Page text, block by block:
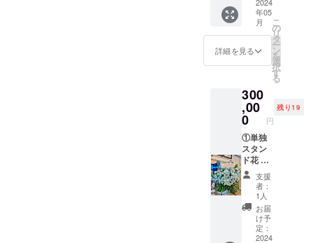
日会場
にある
フラ
ワース
タンド
てお名
前を掲
載させ
ていた
だきま
す。 備
考欄に
記載希
望のお
名前
（ニッ
クネー
ム可）
を記載
(ポール
スタン
ドは付
属しま
せん)を
ご自宅
へ郵送
いただ
きま
す。 ②
フラ
ワース
タンド
(名前掲
載 ) 当
日会場
にある
フラ
ワース
タンド
に生誕
たしま
す。 使
用した
お花は
郵送は
いたし
ませ
誕イベ
ント当
日、欲
しい場
合はス
タッフ
にご相
談くだ
さい。
②のぼ
り旗 当
日の装
飾に使
用す
年05
月
詳細を見る
こ
の
リ
タ
ー
ン
を
選
択
す
る
300
,00
0 円
残り19
①単独
スタン
ド花 生
誕祭支
援者様
のお名
前
（ニッ
クネー
ム可）
支援
者：
1人
お届
け予
定：
2024